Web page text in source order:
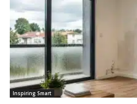
Inspiring Smart